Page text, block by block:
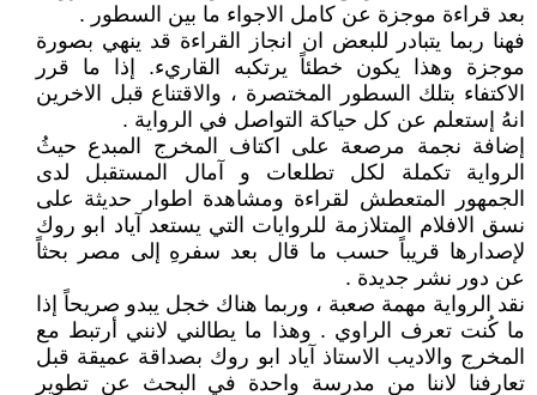
بعد قراءة موجزة عن كامل الاجواء ما بين السطور .
فهنا ربما يتبادر للبعض ان انجاز القراءة قد ينهي بصورة
موجزة وهذا يكون خطئاً يرتكبه القاريء. إذا ما قرر
الاكتفاء بتلك السطور المختصرة ، والاقتناع قبل الاخرين
انهُ إستعلم عن كل حياكة التواصل في الرواية .
إضافة نجمة مرصعة على اكتاف المخرج المبدع حيثُ
الرواية تكملة لكل تطلعات و آمال المستقبل لدى
الجمهور المتعطش لقراءة ومشاهدة اطوار حديثة على
نسق الافلام المتلازمة للروايات التي يستعد آياد ابو روك
لإصدارها قريباً حسب ما قال بعد سفرهِ إلى مصر بحثاً
عن دور نشر جديدة .
نقد الرواية مهمة صعبة ، وربما هناك خجل يبدو صريحاً إذا
ما كُنت تعرف الراوي . وهذا ما يطالني لانني أرتبط مع
المخرج والاديب الاستاذ آياد ابو روك بصداقة عميقة قبل
تعارفنا لاننا من مدرسة واحدة في البحث عن تطوير